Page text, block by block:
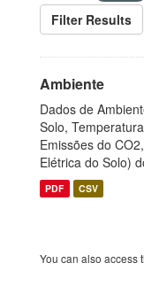
Filter Results
Ambiente
Dados de
Solo,
Emissões do
Elétrica do Solo)
PDF CSV
You can also access